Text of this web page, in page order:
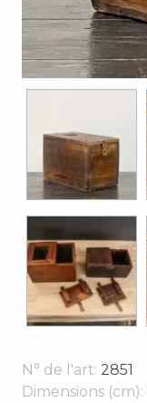
N° de l'art: 2851
Dimensions (cm):